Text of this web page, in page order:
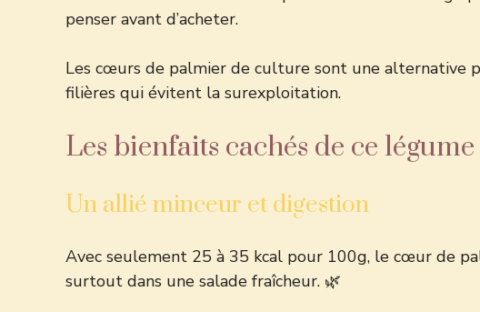
penser avant d’acheter.
Les cœurs de palmier de culture sont une alternative
filières qui évitent la surexploitation.
Les bienfaits cachés de ce
Un allié minceur et digestion
Avec seulement 25 à 35 kcal pour 100g, le cœur de
surtout dans une salade fraîcheur. 🌿